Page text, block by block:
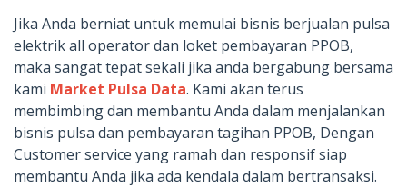
Jika Anda berniat untuk memulai bisnis berjualan pulsa
elektrik all operator dan loket pembayaran PPOB,
maka sangat tepat sekali jika anda bergabung bersama
kami Market Pulsa Data. Kami akan terus
membimbing dan membantu Anda dalam menjalankan
bisnis pulsa dan pembayaran tagihan PPOB, Dengan
Customer service yang ramah dan responsif siap
membantu Anda jika ada kendala dalam bertransaksi.